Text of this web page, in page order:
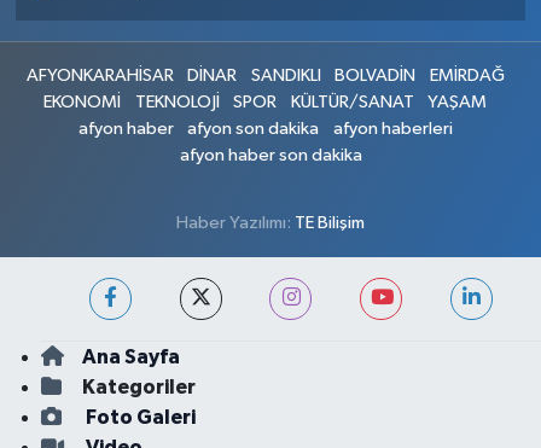
AFYONKARAHİSAR DİNAR SANDIKLI BOLVADİN
EMİRDAĞ
EKONOMİ
TEKNOLOJİ SPOR KÜLTÜR/SANAT
YAŞAM
afyon haber
afyon son dakika
afyon haberleri
afyon haber son dakika
Haber Yazılımı: TE Bilişim
Ana Sayfa
Kategoriler
Foto Galeri